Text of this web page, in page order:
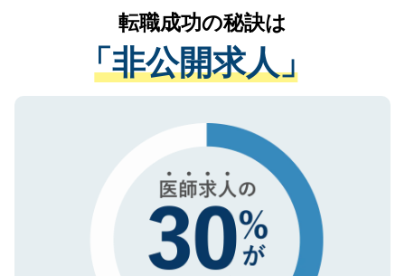
は、個人情報の取り扱いについての厳密な
管理基準を満たした事業者のみに付与され
る、プライバシーマークを取得済みです。
ご登録いただいた個人情報は、SSL（デー
で、機密保持に関してもご安心ください。
かがいして、現在の医療機関の状況や紹介
経験をまじえながら、適切なアドバイスを
させていただきます。すぐにご転職をされ
ない方には、長期的なサポートが可能です
ので、まずはご登録ください。
転職成功の秘訣は
「非公開求人」